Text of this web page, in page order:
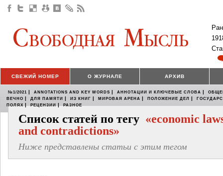
СВЕЖИЙ НОМЕР О ЖУРНАЛЕ АРХИВ
№1/2021 | ANNOTATIONS AND KEY WORDS | АННОТАЦИИ И КЛЮЧЕВЫЕ СЛОВА |
ВЕЧНО | ДЛЯ ПАМЯТИ | ИЗ КНИГ | МИРОВАЯ АРЕНА | ПОЛОЖЕНИЕ ДЕЛ |
ПОЛЯХ | РЕЦЕНЗИИ | РАЗНОЕ
Список статей по тегу «economic
and contradictions»
Ниже представлены статьи с этим тегом